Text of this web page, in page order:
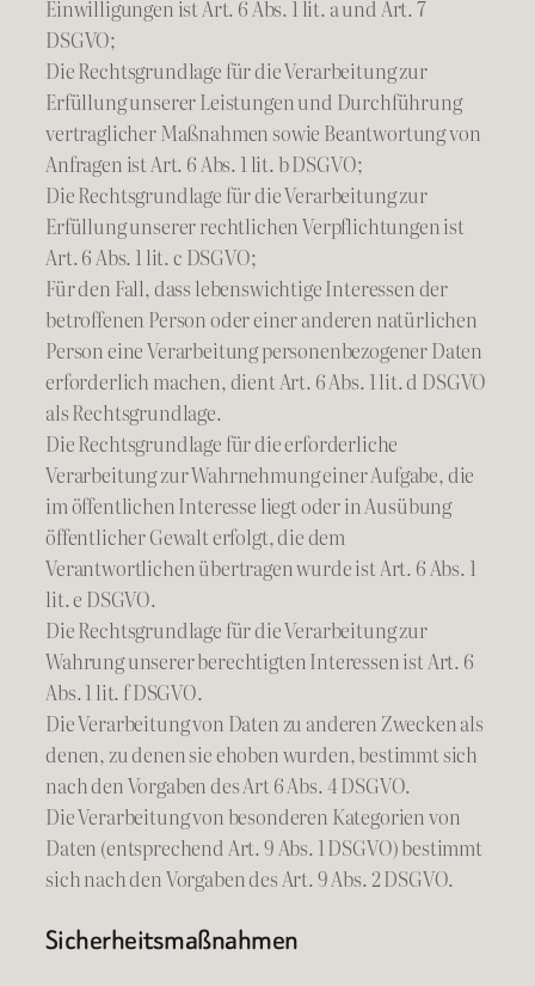
Einwilligungen ist Art. 6 Abs. 1 lit. a und Art. 7
DSGVO;
Die Rechtsgrundlage für die Verarbeitung zur
Erfüllung unserer Leistungen und Durchführung
vertraglicher Maßnahmen sowie Beantwortung von
Anfragen ist Art. 6 Abs. 1 lit. b DSGVO;
Die Rechtsgrundlage für die Verarbeitung zur
Erfüllung unserer rechtlichen Verpflichtungen ist
Art. 6 Abs. 1 lit. c DSGVO;
Für den Fall, dass lebenswichtige Interessen der
betroffenen Person oder einer anderen natürlichen
Person eine Verarbeitung personenbezogener Daten
erforderlich machen, dient Art. 6 Abs. 1 lit. d DSGVO
als Rechtsgrundlage.
Die Rechtsgrundlage für die erforderliche
Verarbeitung zur Wahrnehmung einer Aufgabe, die
im öffentlichen Interesse liegt oder in Ausübung
öffentlicher Gewalt erfolgt, die dem
Verantwortlichen übertragen wurde ist Art. 6 Abs. 1
lit. e DSGVO.
Die Rechtsgrundlage für die Verarbeitung zur
Wahrung unserer berechtigten Interessen ist Art. 6
Abs. 1 lit. f DSGVO.
Die Verarbeitung von Daten zu anderen Zwecken als
denen, zu denen sie ehoben wurden, bestimmt sich
nach den Vorgaben des Art 6 Abs. 4 DSGVO.
Die Verarbeitung von besonderen Kategorien von
Daten (entsprechend Art. 9 Abs. 1 DSGVO) bestimmt
sich nach den Vorgaben des Art. 9 Abs. 2 DSGVO.
Sicherheitsmaßnahmen